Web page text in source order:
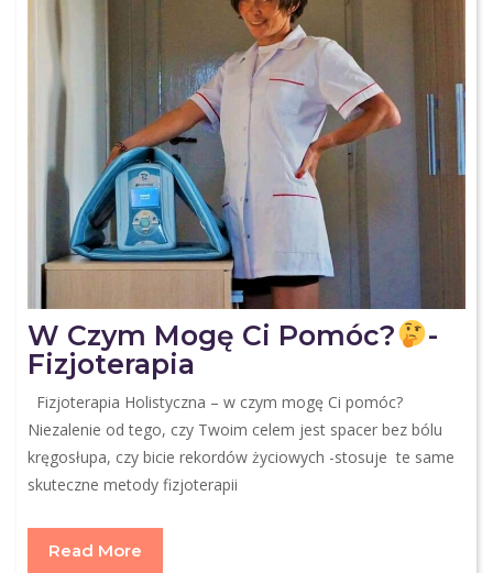
W Czym Mogę Ci Pomóc?
-
Fizjoterapia
Fizjoterapia Holistyczna – w czym mogę Ci pomóc?
Niezalenie od tego, czy Twoim celem jest spacer bez bólu
kręgosłupa, czy bicie rekordów życiowych -stosuje te same
skuteczne metody fizjoterapii
Read More